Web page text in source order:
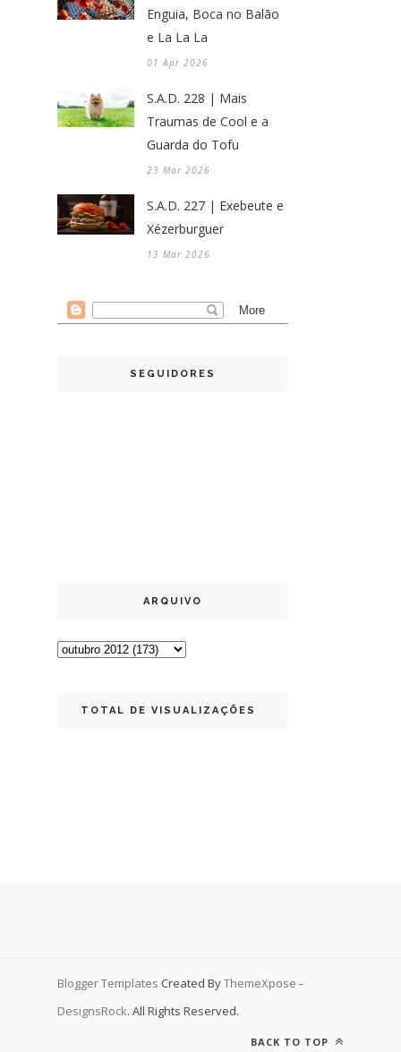
Enguia, Boca no Balão
e La La La
01 Apr 2026
S.A.D. 228 | Mais
Traumas de Cool e a
Guarda do Tofu
23 Mar 2026
S.A.D. 227 | Exebeute e
Xézerburguer
13 Mar 2026
SEGUIDORES
ARQUIVO
TOTAL DE VISUALIZAÇÕES
Blogger Templates Created ByThemeXpose -
DesignsRock. All Rights Reserved.
BACK TO TOP